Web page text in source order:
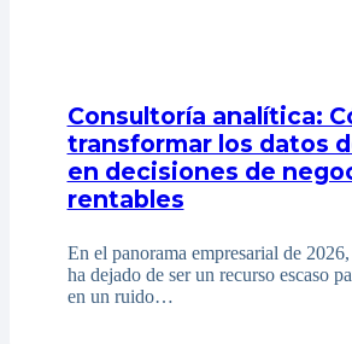
Consultoría analítica:
transformar los datos
en decisiones de
rentables
En el panorama empresarial de
ha dejado de ser un recurso escaso
en un ruido…